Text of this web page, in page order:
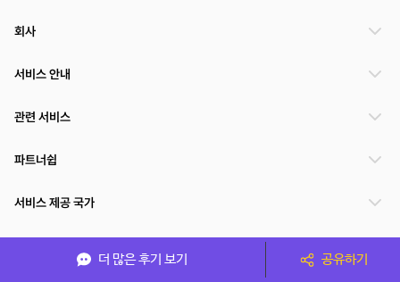
더 많은 후기 보기 공유하기
회사
서비스 안내
관련 서비스
파트너쉽
서비스 제공 국가
(주)NSPACE 사업자정보